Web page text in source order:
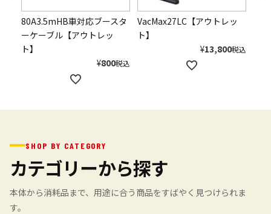
80A3.5mHB車対応ブースタ
ーケーブル【アウトレッ
ト】
¥800税込
VacMax27LC【アウトレッ
ト】
¥13,800税込
SHOP BY CATEGORY
カテゴリーから探す
本体から消耗品まで、用途に合う商品をすばやく見つけられま
す。